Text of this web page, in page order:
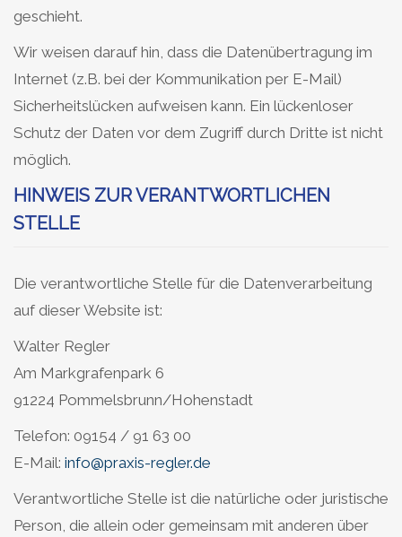
geschieht.
Wir weisen darauf hin, dass die Datenübertragung im
Internet (z.B. bei der Kommunikation per E-Mail)
Sicherheitslücken aufweisen kann. Ein lückenloser
Schutz der Daten vor dem Zugriff durch Dritte ist nicht
möglich.
HINWEIS ZUR VERANTWORTLICHEN
STELLE
Die verantwortliche Stelle für die Datenverarbeitung
auf dieser Website ist:
Walter Regler
Am Markgrafenpark 6
91224 Pommelsbrunn/Hohenstadt
Telefon: 09154 / 91 63 00
E-Mail: info@praxis-regler.de
Verantwortliche Stelle ist die natürliche oder juristische
Person, die allein oder gemeinsam mit anderen über